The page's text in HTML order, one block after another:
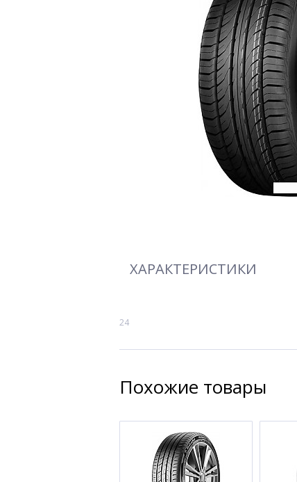
ХАРАКТЕРИСТИКИ
24
Похожие товары